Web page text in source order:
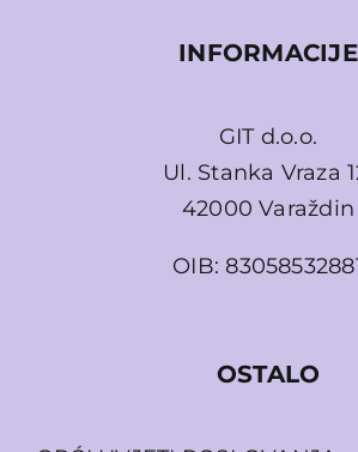
INFORMACIJE
GIT d.o.o.
Ul. Stanka Vraza
42000 Varaždin
OIB:
OSTALO